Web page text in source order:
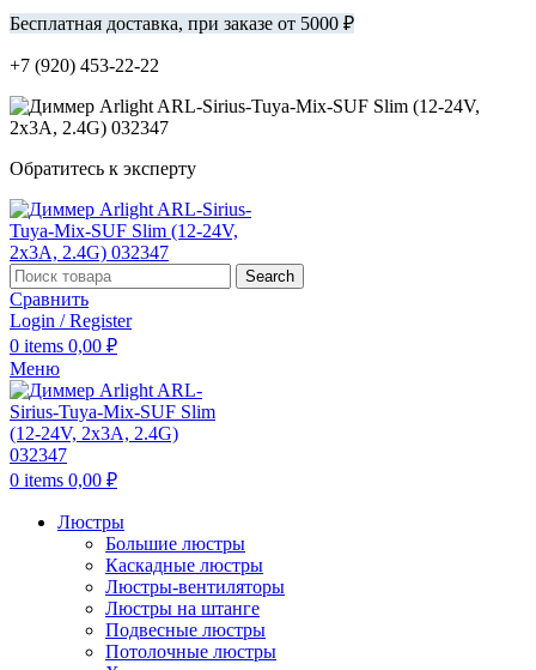
Бесплатная доставка, при заказе от 5000 ₽
+7 (920) 453-22-22
Обратитесь к эксперту
Search
Сравнить
Login / Register
0 items 0,00 ₽
Меню
0 items 0,00 ₽
Люстры
Большие люстры
Каскадные люстры
Люстры-вентиляторы
Люстры на штанге
Подвесные люстры
Потолочные люстры